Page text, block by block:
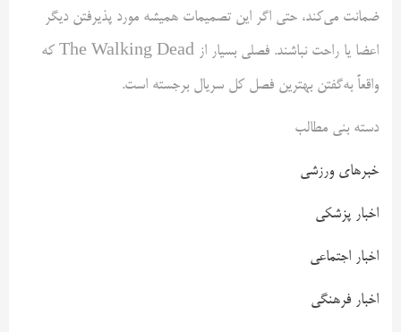
ضمانت می‌کند، حتی اگر این تصمیمات همیشه مورد پذیرفتن دیگر
اعضا یا راحت نباشند. فصلی بسیار از The Walking Dead که
واقعاً به‌گفتن بهترین فصل کل سریال برجسته است.
دسته بنی مطالب
خبرهای ورزشی
اخبار پزشکی
اخبار اجتماعی
اخبار فرهنگی